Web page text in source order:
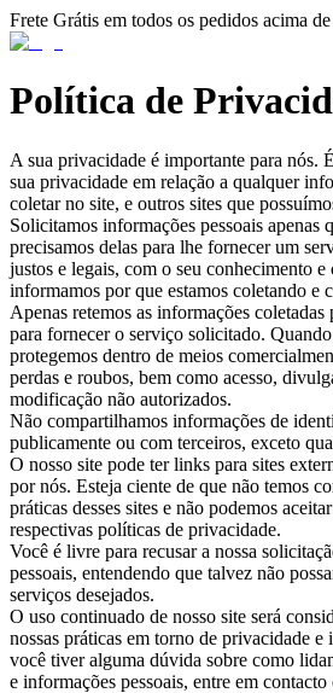
Frete Grátis em todos os pedidos acima
Política de
A sua privacidade é importante para nós.
sua privacidade em relação a qualquer
coletar no site, e outros sites que
Solicitamos informações pessoais apenas
precisamos delas para lhe fornecer um
justos e legais, com o seu conhecimento
informamos por que estamos coletando e
Apenas retemos as informações coletadas
para fornecer o serviço solicitado.
protegemos dentro de meios
perdas e roubos, bem como acesso,
modificação não autorizados.
Não compartilhamos informações de
publicamente ou com terceiros, exceto
O nosso site pode ter links para sites
por nós. Esteja ciente de que não temos
práticas desses sites e não podemos
respectivas políticas de privacidade.
Você é livre para recusar a nossa
pessoais, entendendo que talvez não
serviços desejados.
O uso continuado de nosso site será
nossas práticas em torno de privacidade e
você tiver alguma dúvida sobre como
e informações pessoais, entre em contacto